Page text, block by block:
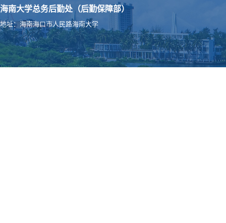
海南大学总务后勤处（后勤保障部）
地址：海南海口市人民路海南大学